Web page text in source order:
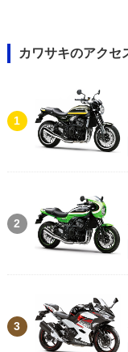
カワサキのアクセ
1
2
3